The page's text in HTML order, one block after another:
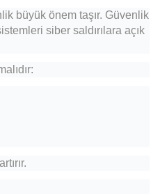
büyük önem taşır. Güvenlik
siber saldırılara açık